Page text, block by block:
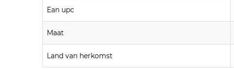
Ean upc
Maat
Land van herkomst